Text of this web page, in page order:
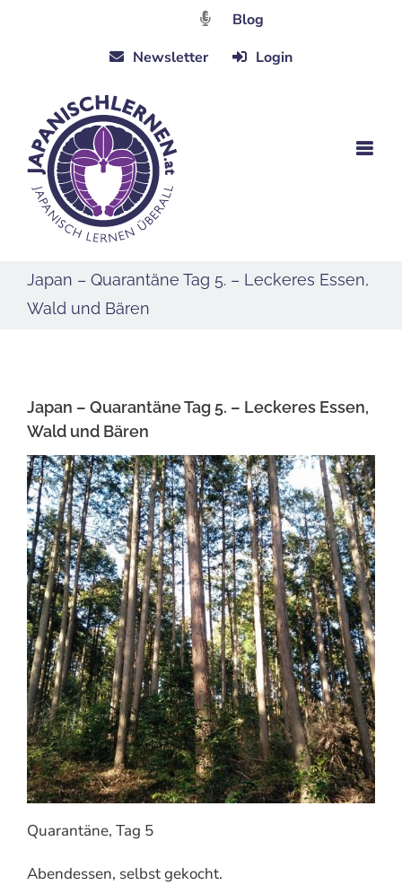
Blog
Newsletter
Login
Japan – Quarantäne Tag 5. – Leckeres Essen,
Wald und Bären
Japan – Quarantäne Tag 5. – Leckeres Essen,
Wald und Bären
Quarantäne, Tag 5
Abendessen, selbst gekocht.